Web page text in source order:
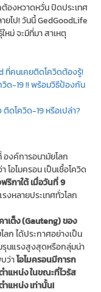
ต้องหวาดหวั่น ปิดประเทศ
ไป! วันนี้ GedGoodLife
หม่ จะมีที่มา สาเหตุ
ที่คนเคยติดโควิดต้องรู้!
วิด-19 !! พร้อมวิธีป้องกัน
ติดโควิด-19 หรือเปล่า?
องค์การอนามัยโลก
อไมครอน เป็นเชื้อโควิด
ริกาใต้ เมื่อวันที่ 9
งหลายประเทศทั่วโลก
เต็ง (Gauteng) ของ
ก ได้ประกาศอย่างเป็น
รุนแรงสูงสุดหรือกลุ่มน่า
ว่าโอไมครอนมีการก
แหน่ง ในขณะที่ไวรัส
แหน่ง เท่านั้น!